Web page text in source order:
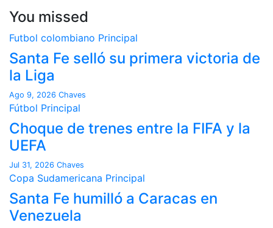
You missed
Futbol colombiano Principal
Santa Fe selló su primera victoria de
la Liga
Ago 9, 2026 Chaves
Fútbol Principal
Choque de trenes entre la FIFA y la
UEFA
Jul 31, 2026 Chaves
Copa Sudamericana Principal
Santa Fe humilló a Caracas en
Venezuela